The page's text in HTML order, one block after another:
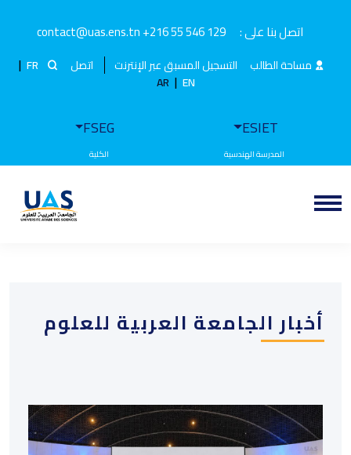
اتصل بنا على : +216 55 546 129
contact@uas.ens.tn
مساحة الطالب التسجيل المسبق عبر الإنترنت اتصل FR
|
EN
|
AR
ESIET
FSEG
أخبار الجامعة العربية للعلوم